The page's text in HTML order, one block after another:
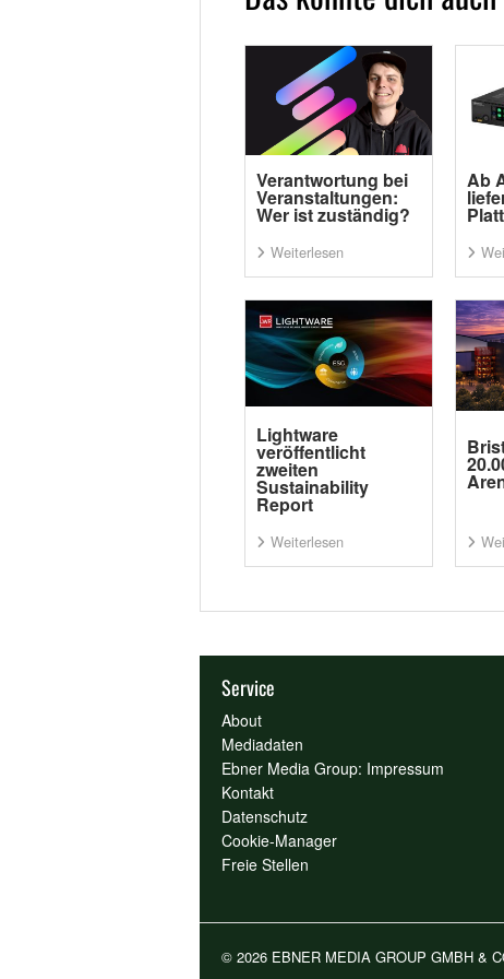
Verantwortung bei
Veranstaltungen:
Wer ist zuständig?
Weiterlesen
Ab
Lightware
veröffentlicht
zweiten
Sustainability
Report
Weiterlesen
Service
About
Mediadaten
Ebner Media Group: Impressum
Kontakt
Datenschutz
Cookie-Manager
Freie Stellen
© 2026 EBNER MEDIA GROUP GMBH &